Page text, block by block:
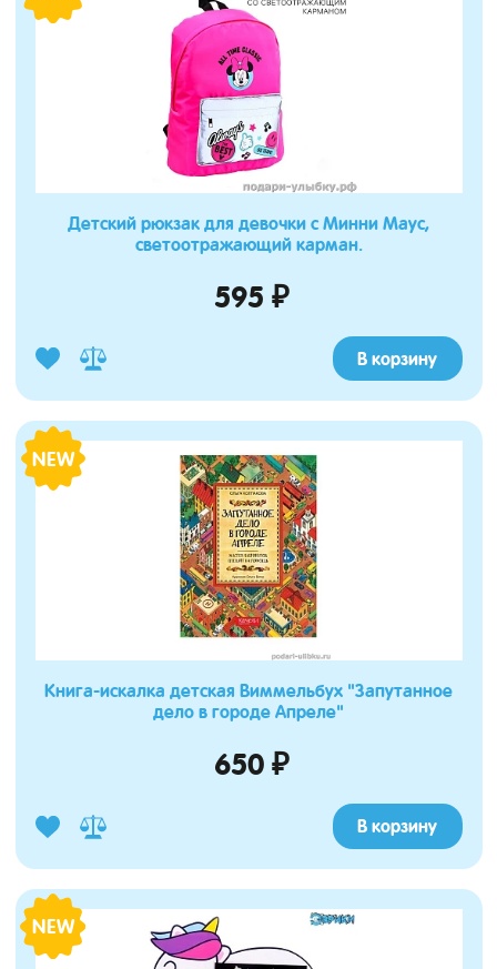
Детский рюкзак для девочки с Минни Маус,
светоотражающий карман.
595 ₽
В корзину
NEW
Книга-искалка детская Виммельбух "Запутанное
дело в городе Апреле"
650 ₽
В корзину
NEW